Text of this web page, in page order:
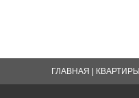
ГЛАВНАЯ КВАРТИРЫ